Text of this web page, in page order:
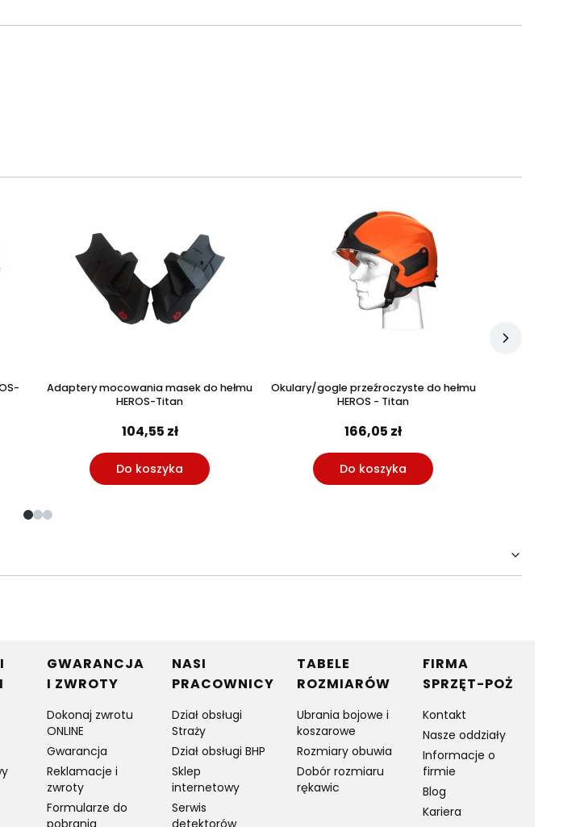
Adaptery mocowania masek do hełmu
HEROS-Titan
104,55 zł
Do koszyka
Okulary/gogle przeźroczyste do hełmu
HEROS - Titan
166,05 zł
Do koszyka
GWARANCJA
I ZWROTY
Dokonaj zwrotu
ONLINE
Gwarancja
Reklamacje i
zwroty
Formularze do
NASI
PRACOWNICY
Dział obsługi
Straży
Dział obsługi BHP
Sklep
internetowy
Serwis
TABELE
ROZMIARÓW
Ubrania bojowe i
koszarowe
Rozmiary obuwia
Dobór rozmiaru
rękawic
FIRMA
SPRZĘT-POŻ
Kontakt
Nasze oddziały
Informacje o
firmie
Blog
Kariera